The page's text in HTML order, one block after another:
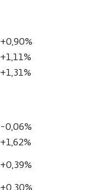
+0,90%
+1,11%
+1,31%
-0,06%
+1,62%
+0,39%
+0,30%